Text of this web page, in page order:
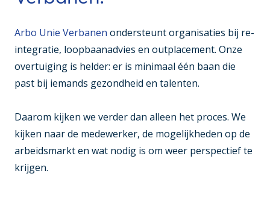
Arbo Unie Verbanen ondersteunt organisaties bij re-
integratie, loopbaanadvies en outplacement. Onze
overtuiging is helder: er is minimaal één baan die
past bij iemands gezondheid en talenten.
Daarom kijken we verder dan alleen het proces. We
kijken naar de medewerker, de mogelijkheden op de
arbeidsmarkt en wat nodig is om weer perspectief te
krijgen.